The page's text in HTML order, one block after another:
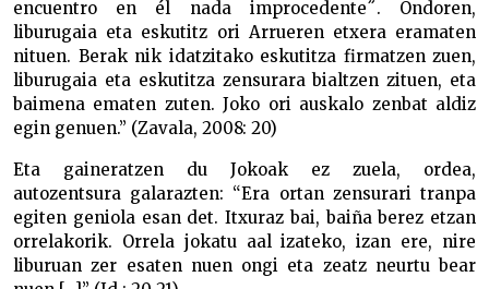
encuentro en él nada improcedente˝. Ondoren,
liburugaia eta eskutitz ori Arrueren etxera eramaten
nituen. Berak nik idatzitako eskutitza firmatzen zuen,
liburugaia eta eskutitza zensurara bialtzen zituen, eta
baimena ematen zuten. Joko ori auskalo zenbat aldiz
egin genuen.” (Zavala, 2008: 20)
Eta gaineratzen du Jokoak ez zuela, ordea,
autozentsura galarazten: “Era ortan zensurari tranpa
egiten geniola esan det. Itxuraz bai, baiña berez etzan
orrelakorik. Orrela jokatu aal izateko, izan ere, nire
liburuan zer esaten nuen ongi eta zeatz neurtu bear